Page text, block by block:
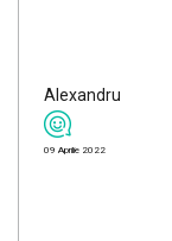
Alexandru
09 Aprilie 2022